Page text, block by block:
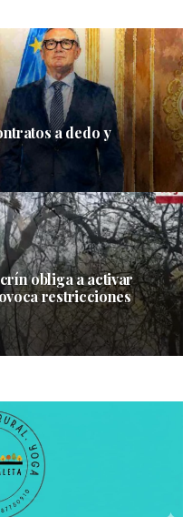
a dedo y
obliga a activar
restricciones